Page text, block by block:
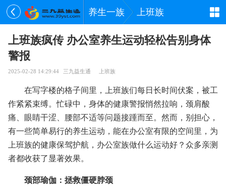
养生一族 上班族
上班族疯传 办公室养生运动轻松告别身体
警报
2025-02-28 14:29:44 三九益生通 上班族
在写字楼的格子间里，上班族们每日长时间伏案，被工
作紧紧束缚。忙碌中，身体的健康警报悄然拉响，颈肩酸
痛、眼睛干涩、腰部不适等问题接踵而至。然而，别担心，
有一些简单易行的养生运动，能在办公室有限的空间里，为
上班族的健康保驾护航，办公室族做什么运动好？众多亲测
者都收获了显著效果。
颈部瑜伽：拯救僵硬脖颈